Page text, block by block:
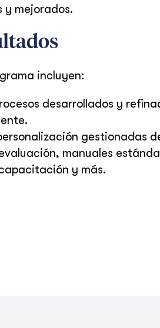
y mejorados.
incluyen:
desarrollados y
gestionadas
manuales
y más.